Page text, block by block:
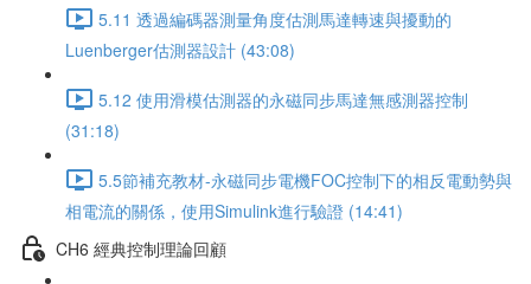
5.11 透過編碼器測量角度估測馬達轉速與擾動的
Luenberger估測器設計 (43:08)
5.12 使用滑模估測器的永磁同步馬達無感測器控制
(31:18)
5.5節補充教材-永磁同步電機FOC控制下的相反電動勢與
相電流的關係，使用Simulink進行驗證 (14:41)
CH6 經典控制理論回顧